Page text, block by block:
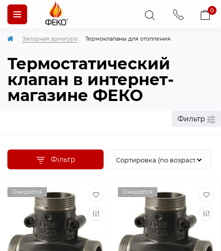
0
Запорная арматура Термоклапаны для отопления
Термостатический
клапан в интернет-
магазине ФЕКО
Фильтр
Фільтр
Ожидается Ожидается